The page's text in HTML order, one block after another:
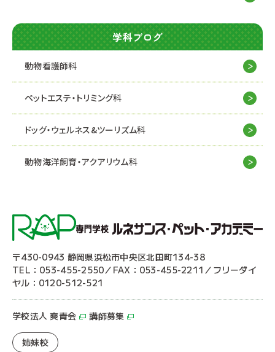
学科ブログ
動物看護師科
ペットエステ・トリミング科
ドッグ・ウェルネス&ツーリズム科
動物海洋飼育・アクアリウム科
〒430-0943 静岡県浜松市中央区北田町134-38
TEL：053-455-2550／FAX：053-455-2211／フリーダイ
ヤル：0120-512-521
学校法人 爽青会 講師募集
姉妹校